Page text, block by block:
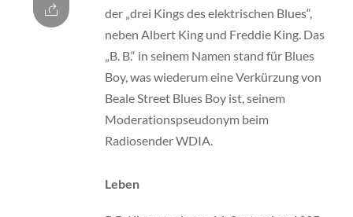
der „drei Kings des elektrischen Blues“,
neben Albert King und Freddie King. Das
„B. B.“ in seinem Namen stand für Blues
Boy, was wiederum eine Verkürzung von
Beale Street Blues Boy ist, seinem
Moderationspseudonym beim
Radiosender WDIA.
Leben